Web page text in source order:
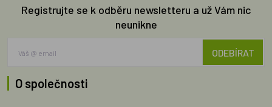
Registrujte se k odběru newsletteru a už Vám nic
neunikne
ODEBÍRAT
O společnosti